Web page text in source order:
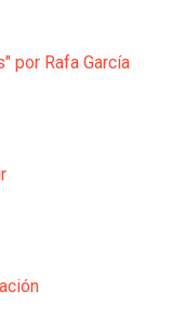
por Rafa García